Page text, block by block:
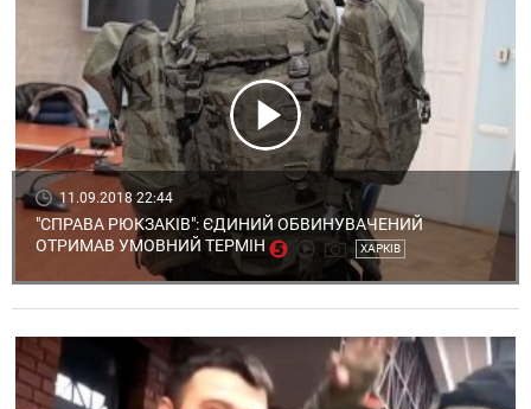
11.09.2018 22:44
"СПРАВА РЮКЗАКІВ": ЄДИНИЙ ОБВИНУВАЧЕНИЙ
ОТРИМАВ УМОВНИЙ ТЕРМІН
ХАРКІВ